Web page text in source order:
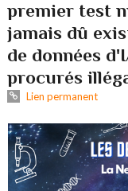
premier test
jamais dû
de données
procurés
Lien permanent